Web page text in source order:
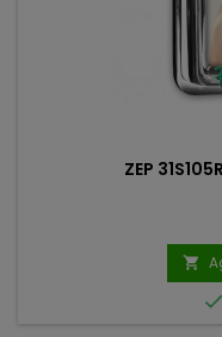
ZEP

